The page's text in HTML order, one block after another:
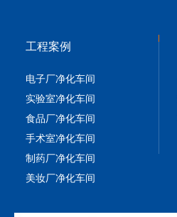
工程案例
电子厂净化车间
实验室净化车间
食品厂净化车间
手术室净化车间
制药厂净化车间
美妆厂净化车间